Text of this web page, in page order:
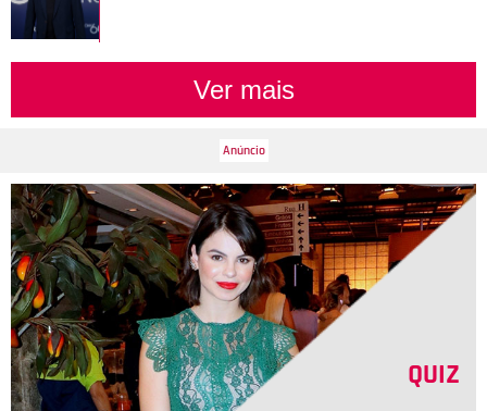
Ver mais
QUIZ